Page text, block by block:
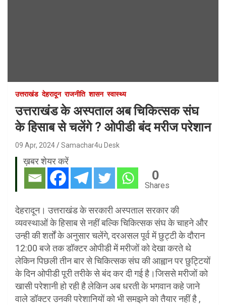
उत्तराखंड देहरादून राजनीति शासन स्वास्थ्य
उत्तराखंड के अस्पताल अब चिकित्सक संघ
के हिसाब से चलेंगे ? ओपीडी बंद मरीज परेशान
09 Apr, 2024 Samachar4u Desk
ख़बर शेयर करें
0
Shares
देहरादून। उत्तराखंड के सरकारी अस्पताल सरकार की
व्यवस्थाओं के हिसाब से नहीं बल्कि चिकित्सक संघ के चाहने और
उन्ही की शर्तों के अनुसार चलेंगे, दरअसल पूर्व में छुट्टी के दौरान
12:00 बजे तक डॉक्टर ओपीडी में मरीजों को देखा करते थे
लेकिन पिछली तीन बार से चिकित्सक संघ की आह्वान पर छुट्टियों
के दिन ओपीडी पूरी तरीके से बंद कर दी गई है।जिससे मरीजों को
खासी परेशानी हो रही है लेकिन अब धरती के भगवान कहे जाने
वाले डॉक्टर उनकी परेशानियों को भी समझने को तैयार नहीं है ,